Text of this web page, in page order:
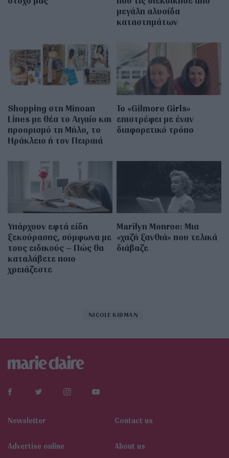
μεγάλη αλυσίδα
καταστημάτων
Shopping στη Minoan
Lines με θέα το Αιγαίο και
προορισμό τη Μήλο, το
Ηράκλειο ή τον Πειραιά
Το «Gilmore Girls»
επιστρέφει με έναν
διαφορετικό τρόπο
Υπάρχουν εφτά είδη
ξεκούρασης, σύμφωνα με
τους ειδικούς – Πώς θα
καταλάβετε ποιο
χρειάζεστε
Marilyn Monroe: Μια
«χαζή ξανθιά» που τελικά
διάβαζε
NICOLE KIDMAN
Newsletter Contact us
Αdvertise online About us